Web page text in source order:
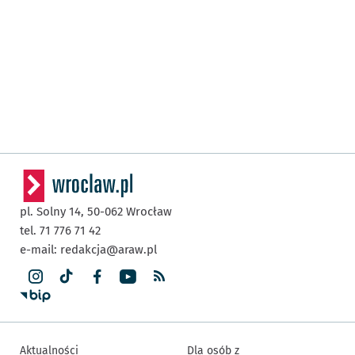
pl. Solny 14, 50-062 Wrocław
tel. 71 776 71 42
e-mail: redakcja@araw.pl
Aktualności Dla osób z